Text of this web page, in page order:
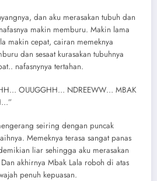
dan aku merasakan tubuh dan
makin memburu. Makin lama
makin cepat, cairan memeknya
dan sesaat kurasakan tubuhnya
nafasnynya tertahan.
OUUGGHH… NDREEWW… MBAK
seiring dengan puncak
Memeknya terasa sangat panas
liar sehingga aku merasakan
akhirnya Mbak Lala roboh di atas
penuh kepuasan.